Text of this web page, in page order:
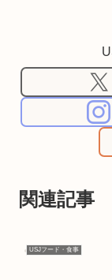
関連記事
USJフード・食事